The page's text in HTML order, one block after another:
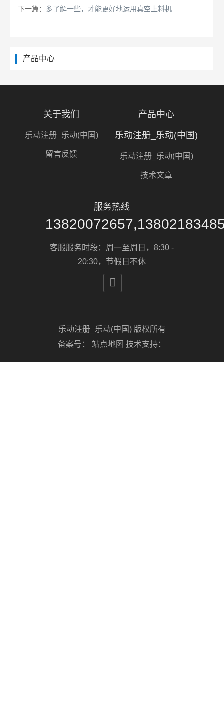
下一篇： 多了解一些，才能更好地运用真空上料机
产品中心
关于我们
乐动注册_乐动(中国)
留言反馈
产品中心
乐动注册_乐动(中国)
乐动注册_乐动(中国)
技术文章
服务热线
客服服务时段：周一至周日，8:30 -
20:30，节假日不休

乐动注册_乐动(中国) 版权所有
备案号： 站点地图 技术支持：